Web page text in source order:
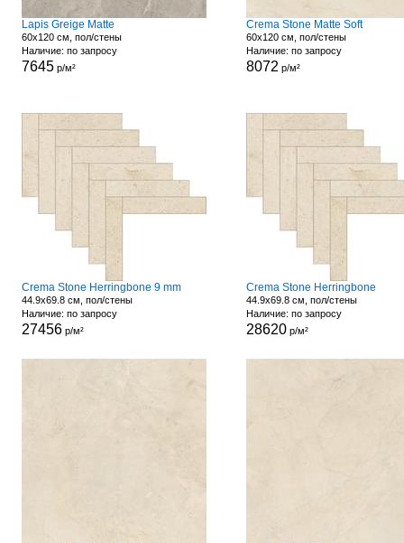
Lapis Greige Matte
60x120 см, пол/стены
Наличие: по запросу
7645р/м²
Crema Stone Matte Soft
60x120 см, пол/стены
Наличие: по запросу
8072 р/м²
Crema Stone Herringbone 9 mm
44.9x69.8 см, пол/стены
Наличие: по запросу
27456р/м²
Crema Stone Herringbone
44.9x69.8 см, пол/стены
Наличие: по запросу
28620р/м²